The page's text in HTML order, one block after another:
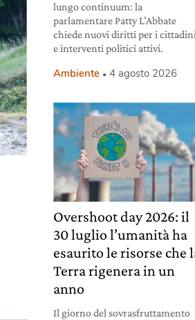
lungo continuum: la
parlamentare Patty L’Abbate
chiede nuovi diritti per i
e interventi politici attivi.
Ambiente 4 agosto 2026
Overshoot day 2026: il
30 luglio l’umanità ha
esaurito le risorse che
Terra rigenera in un
anno
Il giorno del sovrasfruttamento